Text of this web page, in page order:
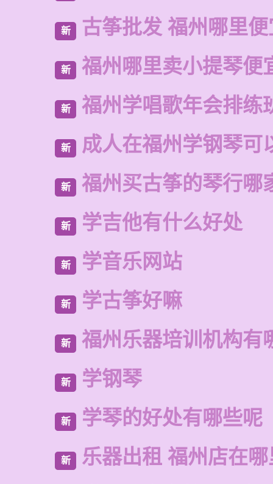
新 古筝批发 福州哪里
新 福州哪里卖小提琴便
新 福州学唱歌年会排练
新 成人在福州学钢琴可
新 福州买古筝的琴行哪
新 学吉他有什么好处
新 学音乐网站
新 学古筝好嘛
新 福州乐器培训机构有
新 学钢琴
新 学琴的好处有哪些呢
新 乐器出租 福州店在